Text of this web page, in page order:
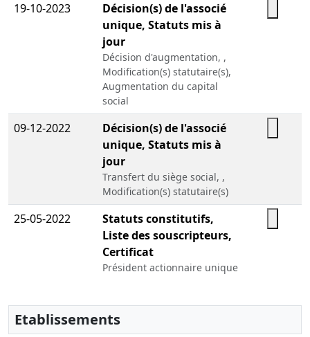
19-10-2023
Décision(s) de l'associé
unique, Statuts mis à
jour
Décision d'augmentation, ,
Modification(s) statutaire(s),
Augmentation du capital
social
09-12-2022
Décision(s) de l'associé
unique, Statuts mis à
jour
Transfert du siège social, ,
Modification(s) statutaire(s)
25-05-2022
Statuts constitutifs,
Liste des souscripteurs,
Certificat
Président actionnaire unique
Etablissements